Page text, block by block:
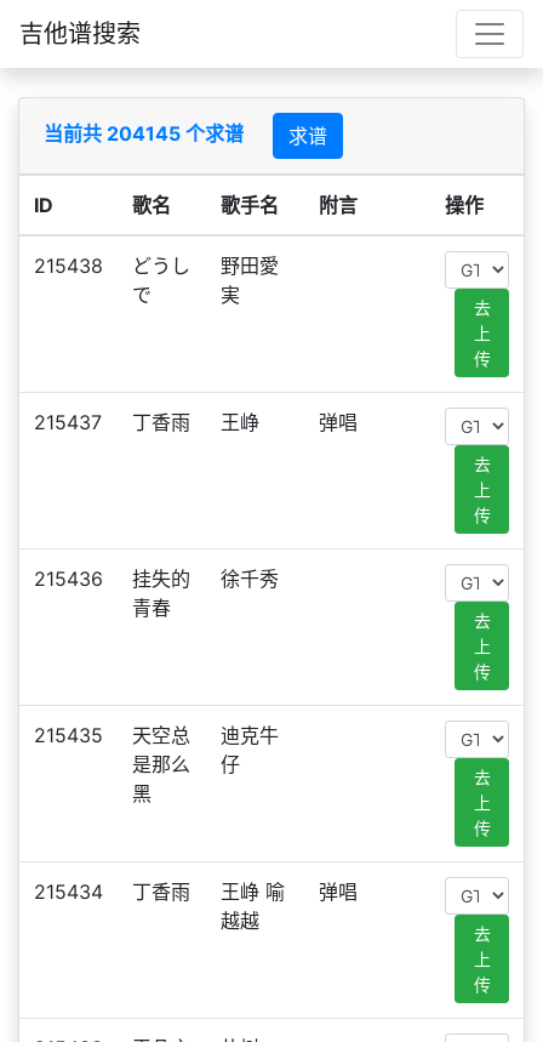
吉他谱搜索
当前共 204145 个求谱 求谱
ID 歌名 歌手名 附言 操作
215438
どうし
で
野田愛
実
去
上
传
215437 丁香雨 王峥 弹唱
去
上
传
215436
挂失的
青春
徐千秀
去
上
传
215435
天空总
是那么
黑
迪克牛
仔
去
上
传
215434 丁香雨
王峥 喻
越越
弹唱
去
上
传